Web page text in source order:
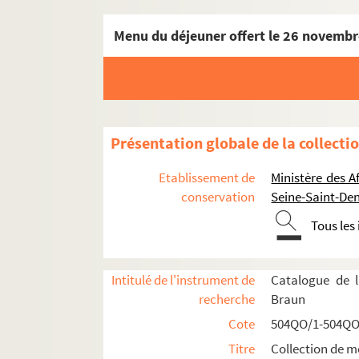
Menu du déjeuner offert le 26
Présentation globale de la
Etablissement de
conservation
Ministère des
Seine-Saint-
Tous
Intitulé de l'instrument de
recherche
Catalogue de
Braun
Cote
504QO/1-
Titre
Collection de
Réceptions données par le ministère des
Réceptions et voyages présidentiels
504QO/7. Généralités
504QO/8. Réceptions offertes par
504QO/9. Réceptions offertes par
504QO/10. Réceptions offertes par
Président Raymond Poincaré
Planche 1 : visite du Roi
Programme du carrousel